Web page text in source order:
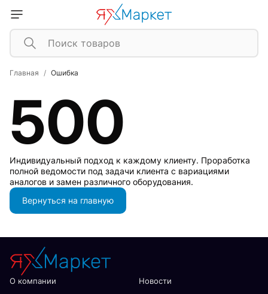
Главная Ошибка
500
Индивидуальный подход к каждому клиенту. Проработка
полной ведомости под задачи клиента с вариациями
аналогов и замен различного оборудования.
Вернуться на главную
О компании
Новости